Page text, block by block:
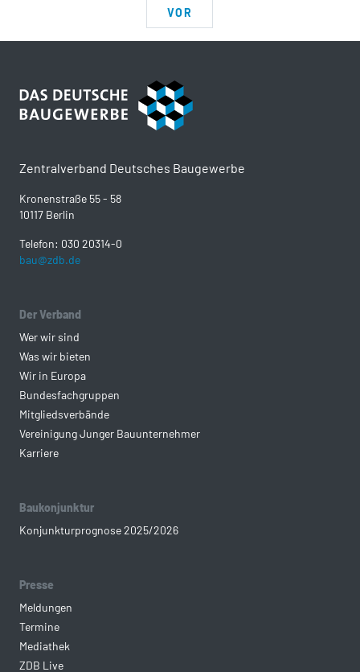
VOR
Zentralverband Deutsches Baugewerbe
Kronenstraße 55 - 58
10117 Berlin
Telefon: 030 20314-0
bau@zdb.de
Der Verband
Wer wir sind
Was wir bieten
Wir in Europa
Bundesfachgruppen
Mitgliedsverbände
Vereinigung Junger Bauunternehmer
Karriere
Baukonjunktur
Konjunkturprognose 2025/2026
Presse
Meldungen
Termine
Mediathek
ZDB Live